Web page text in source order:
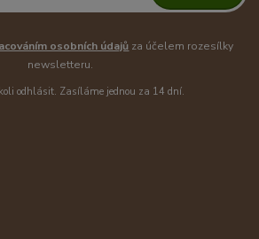
osobních údajů za účelem rozesílky
newsletteru.
odhlásit. Zasíláme jednou za 14 dní.